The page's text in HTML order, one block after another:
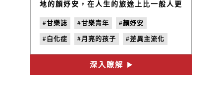
地的顏妤安，在人生的旅途上比一般人更
此獨特的人生，需要的不一定是視力健全
的雙眼或是黑頭髮及黃皮膚，而是更多的
勇敢與堅持。
#甘樂誌 #甘樂青年 #顏妤安
#白化症 #月亮的孩子 #差異主流化
#no.27 #曬日頭
深入瞭解